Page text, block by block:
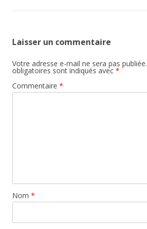
Laisser un commentaire
Votre adresse e-mail ne sera pas publiée.
obligatoires sont indiqués avec *
Commentaire *
Nom *